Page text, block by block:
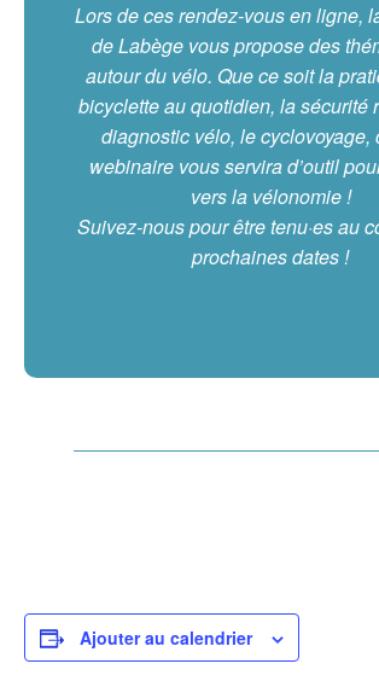
Lors de ces rendez-vous en ligne,
de Labège vous propose des
autour du vélo. Que ce soit la
bicyclette au quotidien, la sécurité
diagnostic vélo, le cyclovoyage,
webinaire vous servira d’outil
vers la vélonomie !
Suivez-nous pour être tenu·es au
prochaines dates !
Ajouter au calendrier